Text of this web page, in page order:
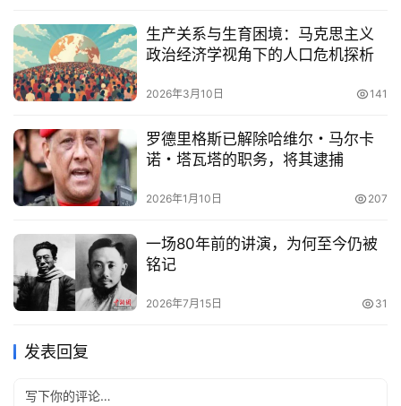
生产关系与生育困境：马克思主义
政治经济学视角下的人口危机探析
2026年3月10日 141
罗德里格斯已解除哈维尔・马尔卡
诺・塔瓦塔的职务，将其逮捕
2026年1月10日 207
一场80年前的讲演，为何至今仍被
铭记
2026年7月15日 31
发表回复